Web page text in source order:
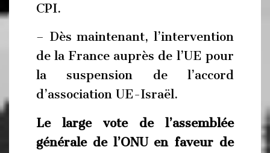
CPI.
– Dès maintenant, l’intervention
de la France auprès de l’UE pour
la suspension de l’accord
d’association UE-Israël.
Le large vote de l’assemblée
générale de l’ONU en faveur de